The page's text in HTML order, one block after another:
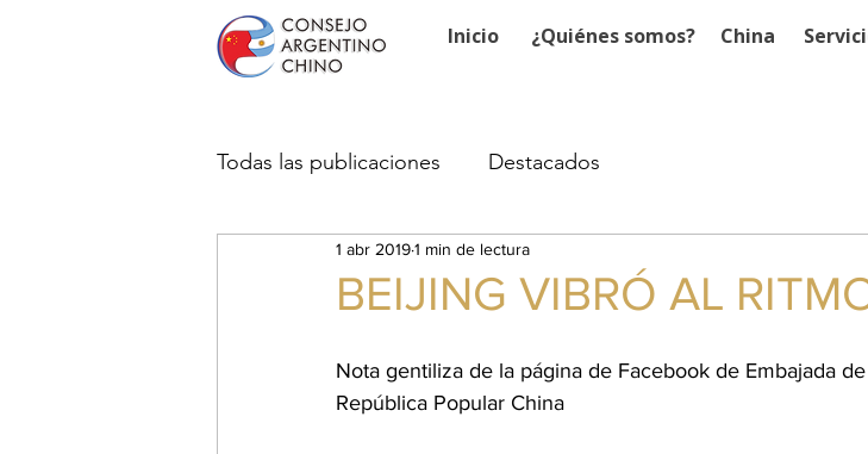
Inicio ¿Quiénes somos? China
Todas las publicaciones Destacados
BEIJING VIBRÓ AL
1 abr 20191 min de lectura
Nota gentiliza de la página de Facebook de Embajada
República Popular China